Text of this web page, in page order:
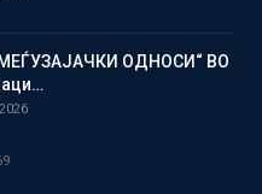
ОДНОСИ“ ВО